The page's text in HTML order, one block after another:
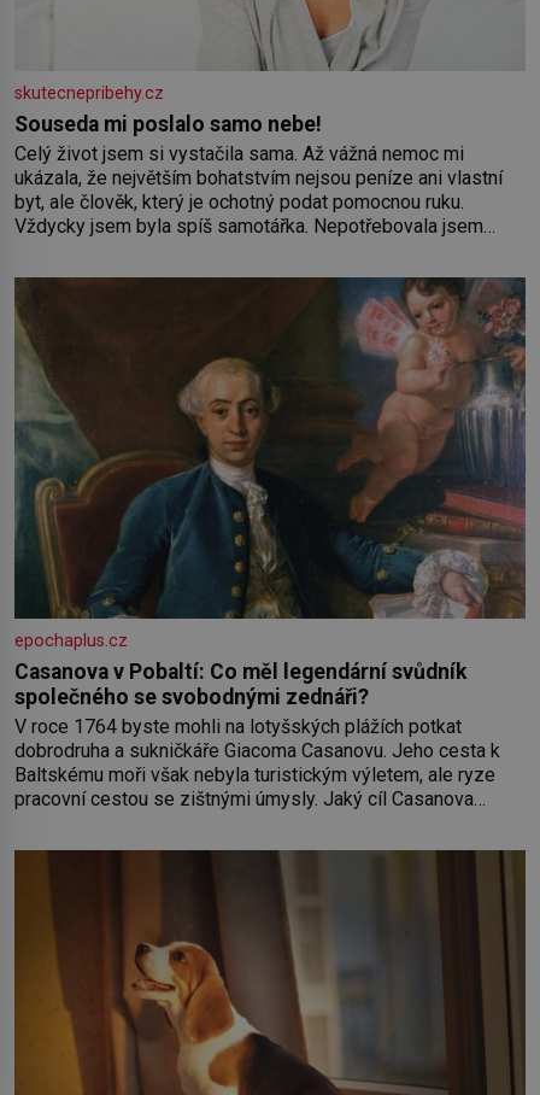
skutecnepribehy.cz
Souseda mi poslalo samo nebe!
Celý život jsem si vystačila sama. Až vážná nemoc mi
ukázala, že největším bohatstvím nejsou peníze ani vlastní
byt, ale člověk, který je ochotný podat pomocnou ruku.
Vždycky jsem byla spíš samotářka. Nepotřebovala jsem
práce a hlavně klid. Hned po studiích jsem odešla z rodného
epochaplus.cz
Casanova v Pobaltí: Co měl legendární svůdník
společného se svobodnými zednáři?
V roce 1764 byste mohli na lotyšských plážích potkat
dobrodruha a sukničkáře Giacoma Casanovu. Jeho cesta k
Baltskému moři však nebyla turistickým výletem, ale ryze
pracovní cestou se zištnými úmysly. Jaký cíl Casanova
Rigy? Casanova v Pobaltí kontaktoval tamní zednářské lóže.
Nebyl v této oblasti žádným nováčkem, protože do